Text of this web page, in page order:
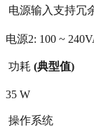
 电源输入支持
电源2: 100 ~
 功耗 (典型值)
35 W
 操作系统